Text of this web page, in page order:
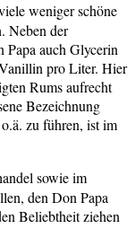
weniger schöne
Neben der
Papa auch Glycerin
pro Liter. Hier
Rums aufrecht
Bezeichnung
zu führen, ist im
sowie im
den Don Papa
Beliebtheit ziehen